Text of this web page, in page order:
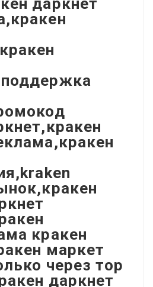
кракен
маркет
через тор
даркнет